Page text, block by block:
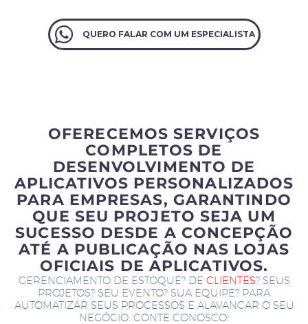
QUERO FALAR COM UM ESPECIALISTA
OFERECEMOS SERVIÇOS
COMPLETOS DE
DESENVOLVIMENTO DE
APLICATIVOS PERSONALIZADOS
PARA EMPRESAS, GARANTINDO
QUE SEU PROJETO SEJA UM
SUCESSO DESDE A CONCEPÇÃO
ATÉ A PUBLICAÇÃO NAS LOJAS
OFICIAIS DE APLICATIVOS.
GERENCIAMENTO DE ESTOQUE? DE CLIENTES? SEUS
PROJETOS? SEU EVENTO? SUA EQUIPE? PARA
AUTOMATIZAR SEUS PROCESSOS E ALAVANCAR O SEU
NEGÓCIO. CONTE CONOSCO!